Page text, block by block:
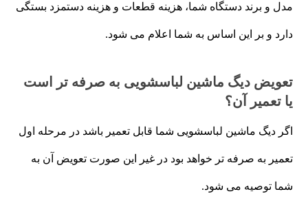
مدل و برند دستگاه شما، هزینه قطعات و هزینه دستمزد بستگی
دارد و بر این اساس به شما اعلام می شود.
تعویض دیگ ماشین لباسشویی به صرفه تر است
یا تعمیر آن؟
اگر دیگ ماشین لباسشویی شما قابل تعمیر باشد در مرحله اول
تعمیر به صرفه تر خواهد بود در غیر این صورت تعویض آن به
شما توصیه می شود.